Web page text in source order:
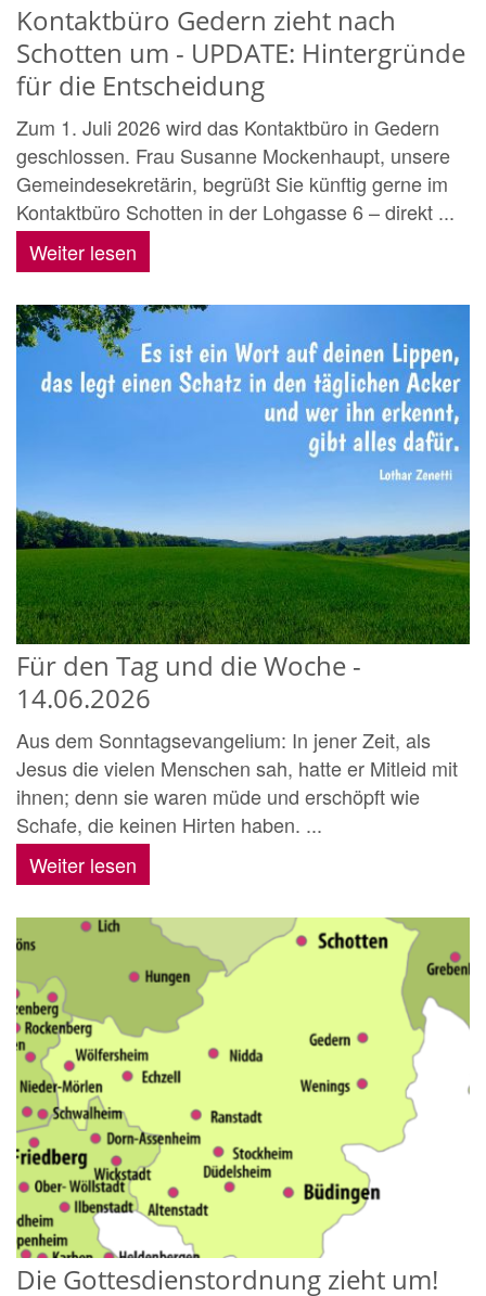
Kontaktbüro Gedern zieht nach
Schotten um - UPDATE: Hintergründe
für die Entscheidung
Zum 1. Juli 2026 wird das Kontaktbüro in Gedern
geschlossen. Frau Susanne Mockenhaupt, unsere
Gemeindesekretärin, begrüßt Sie künftig gerne im
Kontaktbüro Schotten in der Lohgasse 6 – direkt ...
Weiter lesen
Für den Tag und die Woche -
14.06.2026
Aus dem Sonntagsevangelium: In jener Zeit, als
Jesus die vielen Menschen sah, hatte er Mitleid mit
ihnen; denn sie waren müde und erschöpft wie
Schafe, die keinen Hirten haben. ...
Weiter lesen
Die Gottesdienstordnung zieht um!